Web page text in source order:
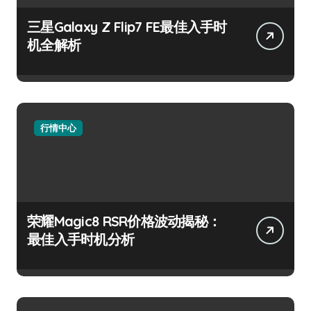
三星Galaxy Z Flip7 FE最佳入手时
机全解析
行情中心
荣耀Magic8 RSR价格波动揭秘：
最佳入手时机分析